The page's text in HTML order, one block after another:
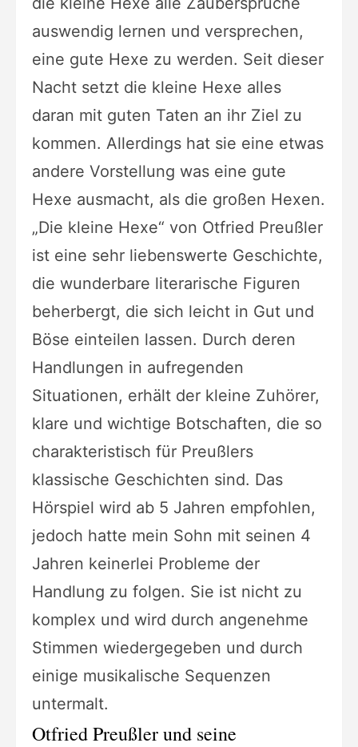
auswendig lernen und versprechen,
eine gute Hexe zu werden. Seit dieser
Nacht setzt die kleine Hexe alles
daran mit guten Taten an ihr Ziel zu
kommen. Allerdings hat sie eine etwas
andere Vorstellung was eine gute
Hexe ausmacht, als die großen Hexen.
„Die kleine Hexe“ von Otfried Preußler
ist eine sehr liebenswerte Geschichte,
die wunderbare literarische Figuren
beherbergt, die sich leicht in Gut und
Böse einteilen lassen. Durch deren
Handlungen in aufregenden
Situationen, erhält der kleine Zuhörer,
klare und wichtige Botschaften, die so
charakteristisch für Preußlers
klassische Geschichten sind. Das
Hörspiel wird ab 5 Jahren empfohlen,
jedoch hatte mein Sohn mit seinen 4
Jahren keinerlei Probleme der
Handlung zu folgen. Sie ist nicht zu
komplex und wird durch angenehme
Stimmen wiedergegeben und durch
einige musikalische Sequenzen
untermalt.
Otfried Preußler und seine